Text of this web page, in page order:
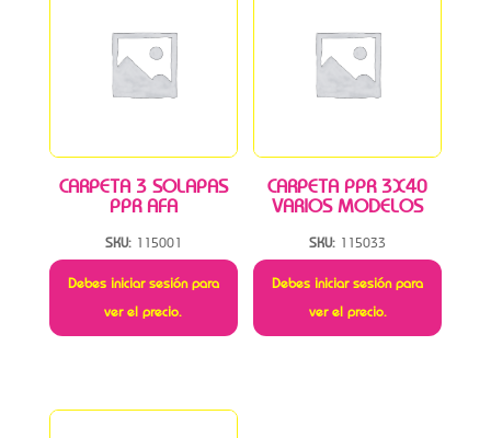
CARPETA 3 SOLAPAS
PPR AFA
SKU: 115001
Debes iniciar sesión para
ver el precio.
CARPETA PPR 3X40
VARIOS MODELOS
SKU: 115033
Debes iniciar sesión para
ver el precio.